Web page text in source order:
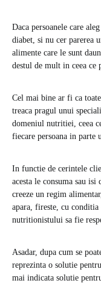
Daca persoanele care
diabet, si nu cer parerea
alimente care le sunt
destul de mult in ceea ce
Cel mai bine ar fi ca toate
treaca pragul unui
domeniul nutritiei, ceea
fiecare persoana in parte
In functie de cerintele
acesta le consuma sau
creeze un regim
apara, fireste, cu
nutritionistului sa fie
Asadar, dupa cum se
reprezinta o solutie
mai indicata solutie